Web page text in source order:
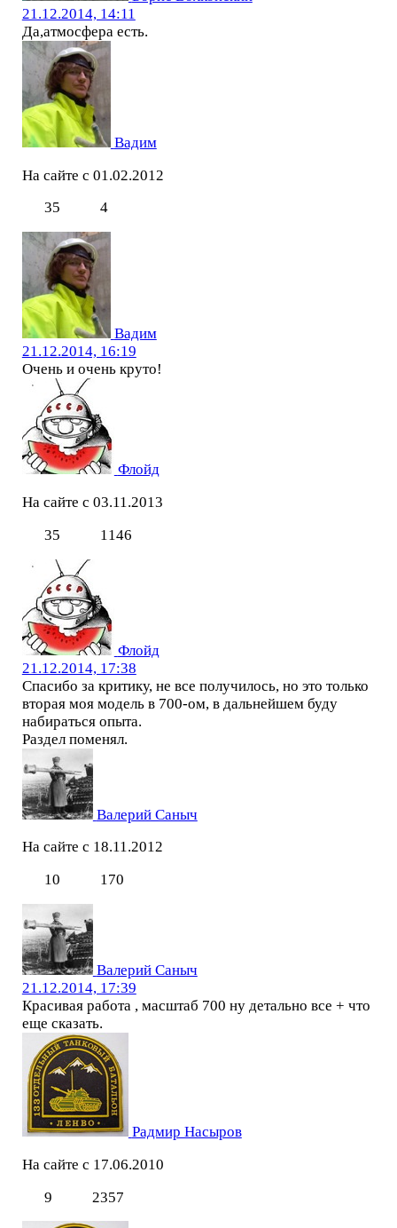
21.12.2014, 14:11
Да,атмосфера есть.
Вадим
На сайте с 01.02.2012
35
4
Вадим
21.12.2014, 16:19
Очень и очень круто!
Флойд
На сайте с 03.11.2013
35
1146
Флойд
21.12.2014, 17:38
Спасибо за критику, не все получилось, но это только
вторая моя модель в 700-ом, в дальнейшем буду
набираться опыта.
Раздел поменял.
Валерий Саныч
На сайте с 18.11.2012
10
170
Валерий Саныч
21.12.2014, 17:39
Красивая работа , масштаб 700 ну детально все + что
еще сказать.
Радмир Насыров
На сайте с 17.06.2010
9
2357